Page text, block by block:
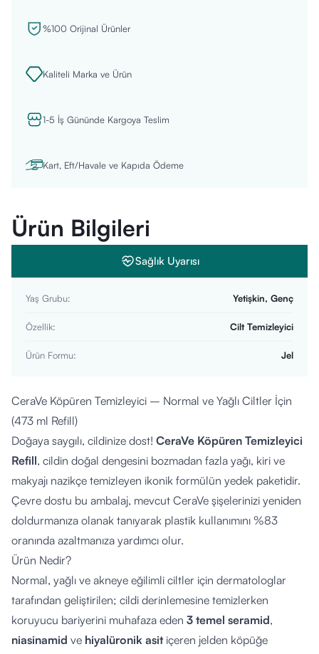
%100 Orijinal Ürünler
Kaliteli Marka ve Ürün
1-5 İş Gününde Kargoya Teslim
Kart, Eft/Havale ve Kapıda Ödeme
Ürün Bilgileri
Sağlık Uyarısı
Yaş Grubu: Yetişkin, Genç
Özellik: Cilt Temizleyici
Ürün Formu: Jel
CeraVe Köpüren Temizleyici – Normal ve Yağlı Ciltler İçin
(473 ml Refill)
Doğaya saygılı, cildinize dost! CeraVe Köpüren Temizleyici
Refill, cildin doğal dengesini bozmadan fazla yağı, kiri ve
makyajı nazikçe temizleyen ikonik formülün yedek paketidir.
Çevre dostu bu ambalaj, mevcut CeraVe şişelerinizi yeniden
doldurmanıza olanak tanıyarak plastik kullanımını %83
oranında azaltmanıza yardımcı olur.
Ürün Nedir?
Normal, yağlı ve akneye eğilimli ciltler için dermatologlar
tarafından geliştirilen; cildi derinlemesine temizlerken
koruyucu bariyerini muhafaza eden 3 temel seramid,
niasinamid ve hiyalüronik asitiçeren jelden köpüğe